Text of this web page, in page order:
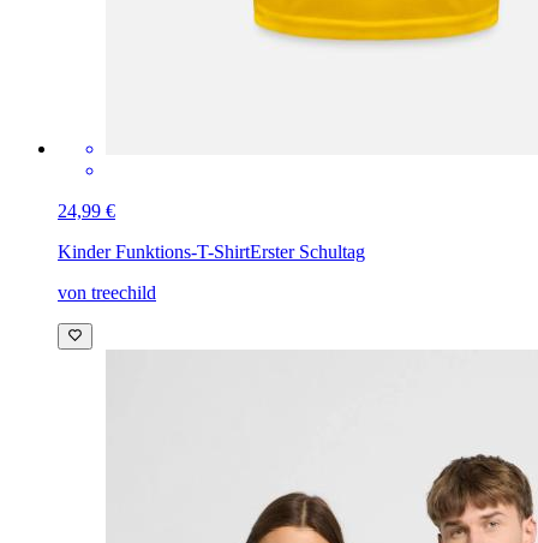
24,99 €
Kinder Funktions-T-ShirtErster Schultag
von treechild